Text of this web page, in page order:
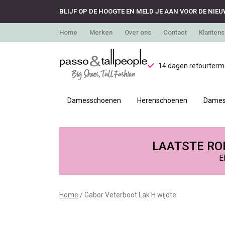
BLIJF OP DE HOOGTE EN MELD JE AAN VOOR DE
Home Merken Over ons Contact
14 dagen
Damesschoenen Herenschoenen
Gabor
LAATSTE
Home Gabor Veterboot Lak H wijdte